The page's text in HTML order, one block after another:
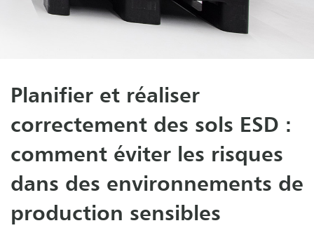
Planifier et réaliser
correctement des sols ESD :
comment éviter les risques
dans des environnements de
production sensibles